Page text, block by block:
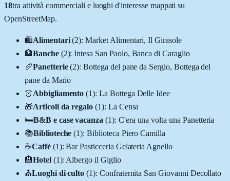
18tra attività commerciali e luoghi d'interesse mappati su
OpenStreetMap.
🛍️Alimentari (2):Market Alimentari, Il Girasole
🏦Banche (2):Intesa San Paolo, Banca di Caraglio
🥖Panetterie (2):Bottega del pane da Sergio, Bottega del
pane da Mario
👗Abbigliamento (1):La Bottega Delle Idee
🎁Articoli da regalo (1): La Censa
🛏️B&B e case vacanza (1): C'era una volta una Panetteria
📚Biblioteche (1):Biblioteca Piero Camilla
☕Caffè (1):Bar Pasticceria Gelateria Agnello
🏨Hotel (1): Albergo il Giglio
⛪Luoghi di culto (1): Confraternita San Giovanni Decollato